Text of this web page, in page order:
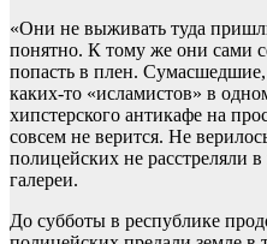
«Они не выживать туда
понятно. К тому же они сами
попасть в плен.
каких-то «исламистов» в
хипстерского антикафе на
совсем не верится. Не
полицейских не расстреляли
галереи.
До субботы в республике